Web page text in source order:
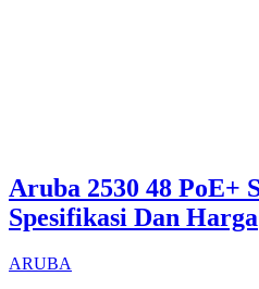
Aruba 2530 48 PoE+
Spesifikasi Dan Harga
ARUBA